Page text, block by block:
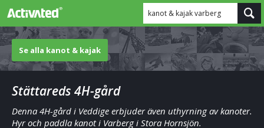
kanot & kajak varberg
Se alla kanot & kajak
Stättareds 4H-gård
Denna 4H-gård i Veddige erbjuder även uthyrning av kanoter.
Hyr och paddla kanot i Varberg i Stora Hornsjön.